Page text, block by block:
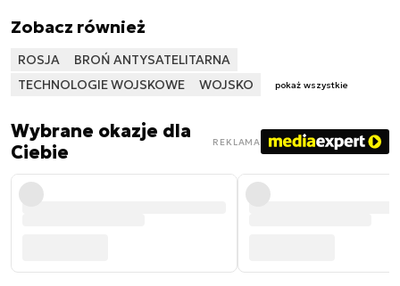
Zobacz również
ROSJA
BROŃ ANTYSATELITARNA
TECHNOLOGIE WOJSKOWE
WOJSKO pokaż wszystkie
Wybrane okazje dla
Ciebie
REKLAMA